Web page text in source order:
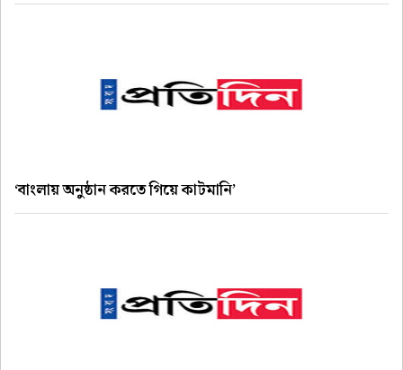
‘বাংলায় অনুষ্ঠান করতে গিয়ে কাটমানি’